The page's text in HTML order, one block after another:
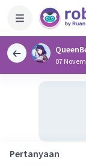
07
Pertanyaan